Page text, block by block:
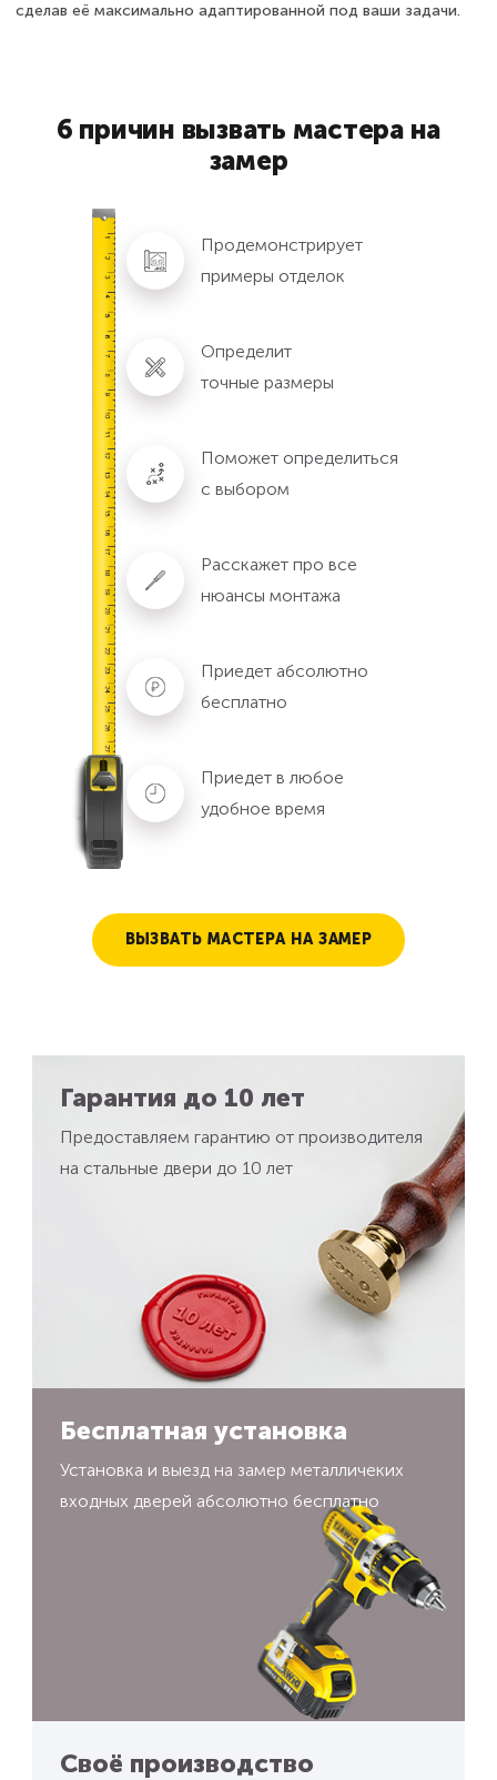
сделав её максимально адаптированной под ваши задачи.
6 причин вызвать мастера на
замер
Продемонстрирует
примеры отделок
Определит
точные размеры
Поможет определиться
с выбором
Расскажет про все
нюансы монтажа
Приедет абсолютно
бесплатно
Приедет в любое
удобное время
ВЫЗВАТЬ МАСТЕРА НА ЗАМЕР
Гарантия до 10 лет
Предоставляем гарантию от производителя
на стальные двери до 10 лет
Бесплатная установка
Установка и выезд на замер металличеких
входных дверей абсолютно бесплатно
Своё производство